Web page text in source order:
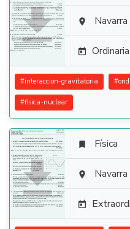
  Navarra

#interaccion-gravitatoria #
#fisica-nuclear

 Física
 Navarra
